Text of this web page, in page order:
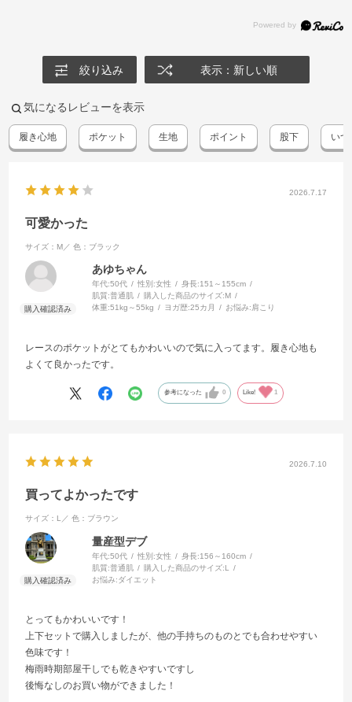
絞り込み 表示：新しい順
気になるレビューを表示
履き心地 ポケット 生地 ポイント 股下 い
2026.7.17
可愛かった
サイズ：M／ 色：ブラック
あゆちゃん
年代:50代 性別:女性 身長:151～155cm
肌質:普通肌 購入した商品のサイズ:M
体重:51kg～55kg ヨガ歴:25カ月 お悩み:肩こり
レースのポケットがとてもかわいいので気に入ってます。履き心地も
よくて良かったです。
参考になった 0 Like! 1
2026.7.10
買ってよかったです
サイズ：L／ 色：ブラウン
量産型デブ
年代:50代 性別:女性 身長:156～160cm
肌質:普通肌 購入した商品のサイズ:L
お悩み:ダイエット
とってもかわいいです！
上下セットで購入しましたが、他の手持ちのものとでも合わせやすい
色味です！
梅雨時期部屋干しでも乾きやすいですし
後悔なしのお買い物ができました！